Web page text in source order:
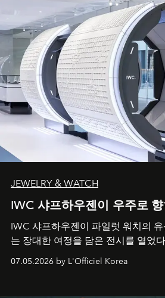
JEWELRY & WATCH
IWC 샤프하우젠이 우주로
IWC 샤프하우젠이 파일럿 워치의
는 장대한 여정을 담은 전시를 열었
07.05.2026 by L'Officiel Korea